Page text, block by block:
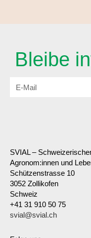
Bleibe
SVIAL –
Agronom:innen und
Schützenstrasse 10
3052 Zollikofen
Schweiz
+41 31 910 50 75
svial@svial.ch